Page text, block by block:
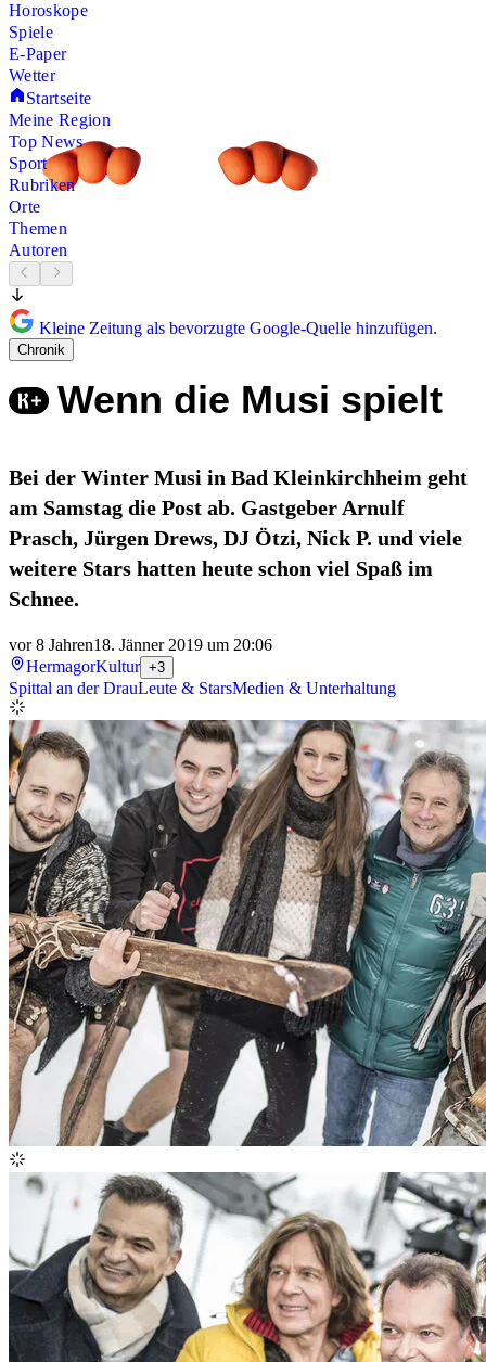
Horoskope
Spiele
E-Paper
Wetter
Startseite
Meine Region
Top News
Sport
Rubriken
Orte
Themen
Autoren
Kleine Zeitung als bevorzugte Google-Quelle hinzufügen.
Chronik
Wenn die Musi spielt
Bei der Winter Musi in Bad Kleinkirchheim geht
am Samstag die Post ab. Gastgeber Arnulf
Prasch, Jürgen Drews, DJ Ötzi, Nick P. und viele
weitere Stars hatten heute schon viel Spaß im
Schnee.
vor 8 Jahren18. Jänner 2019 um 20:06
HermagorKultur +3
Spittal an der DrauLeute & StarsMedien & Unterhaltung